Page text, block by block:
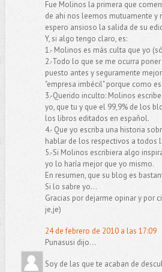
Fue Molinos la primera que
de ahi nos leemos mutuamente y
espero ansioso la salida de su
Y, si algo tengo claro, es:
1.- Molinos es más culta que yo
2.-Todo lo que se me ocurra
puesto antes y seguramente
"empresa imbécil" porque como
3.-Querido inculto: Molinos
yo, que tu y que el 99,9% de los
los libros editados en español.
4.- Que yo escriba una historia
hablar de los respectivos a todos
5.-Si Molinos escribiera algo
yo lo haría mejor que yo mismo.
En resumen, que su blog es
Si lo sabre yo...
Gracias por dejarme opinar y por
je,je)
24 de febrero de 2010 a las 17:09
Punasusi dijo...
Soy de las que te acaban de